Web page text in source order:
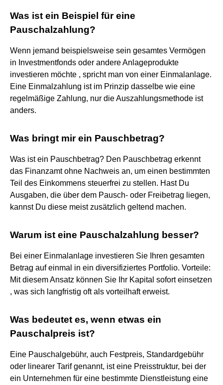
Was ist ein Beispiel für eine
Pauschalzahlung?
Wenn jemand beispielsweise sein gesamtes Vermögen
in Investmentfonds oder andere Anlageprodukte
investieren möchte , spricht man von einer Einmalanlage.
Eine Einmalzahlung ist im Prinzip dasselbe wie eine
regelmäßige Zahlung, nur die Auszahlungsmethode ist
anders.
Was bringt mir ein Pauschbetrag?
Was ist ein Pauschbetrag? Den Pauschbetrag erkennt
das Finanzamt ohne Nachweis an, um einen bestimmten
Teil des Einkommens steuerfrei zu stellen. Hast Du
Ausgaben, die über dem Pausch- oder Freibetrag liegen,
kannst Du diese meist zusätzlich geltend machen.
Warum ist eine Pauschalzahlung besser?
Bei einer Einmalanlage investieren Sie Ihren gesamten
Betrag auf einmal in ein diversifiziertes Portfolio. Vorteile:
Mit diesem Ansatz können Sie Ihr Kapital sofort einsetzen
, was sich langfristig oft als vorteilhaft erweist.
Was bedeutet es, wenn etwas ein
Pauschalpreis ist?
Eine Pauschalgebühr, auch Festpreis, Standardgebühr
oder linearer Tarif genannt, ist eine Preisstruktur, bei der
ein Unternehmen für eine bestimmte Dienstleistung eine